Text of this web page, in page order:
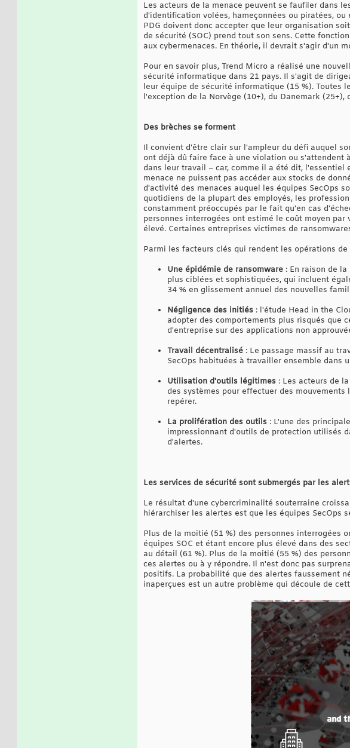
Les acteurs de la menace peuvent se faufiler dans
d'identification volées, hameçonnées ou piratées,
PDG doivent donc accepter que leur organisation
de sécurité (SOC) prend tout son sens. Cette
aux cybermenaces. En théorie, il devrait s'agir d'un
Pour en savoir plus, Trend Micro a réalisé une
sécurité informatique dans 21 pays. Il s'agit de
leur équipe de sécurité informatique (15 %). Toutes
l'exception de la Norvège (10+), du Danemark
Des brèches se forment
Il convient d'être clair sur l'ampleur du défi auquel
ont déjà dû faire face à une violation ou s'attendent
dans leur travail – car, comme il a été dit, l'essentiel
menace ne puissent pas accéder aux stocks de
d'activité des menaces auquel les équipes SecOps
quotidiens de la plupart des employés, les
constamment préoccupés par le fait qu'en cas
personnes interrogées ont estimé le coût moyen
élevé. Certaines entreprises victimes de
Parmi les facteurs clés qui rendent les opérations
Une épidémie de ransomware : En raison de
plus ciblées et sophistiquées, qui incluent
34 % en glissement annuel des nouvelles
Négligence des initiés : l'étude Head in the
adopter des comportements plus risqués que
d'entreprise sur des applications non
Travail décentralisé : Le passage massif au
SecOps habituées à travailler ensemble dans
Utilisation d'outils légitimes : Les acteurs de
des systèmes pour effectuer des
repérer.
La prolifération des outils : L'une des
impressionnant d'outils de protection utilisés
d'alertes.
Les services de sécurité sont submergés par les
Le résultat d'une cybercriminalité souterraine
hiérarchiser les alertes est que les équipes SecOps
Plus de la moitié (51 %) des personnes interrogées
équipes SOC et étant encore plus élevé dans des
au détail (61 %). Plus de la moitié (55 %) des
ces alertes ou à y répondre. Il n'est donc pas
positifs. La probabilité que des alertes faussement
inaperçues est un autre problème qui découle de